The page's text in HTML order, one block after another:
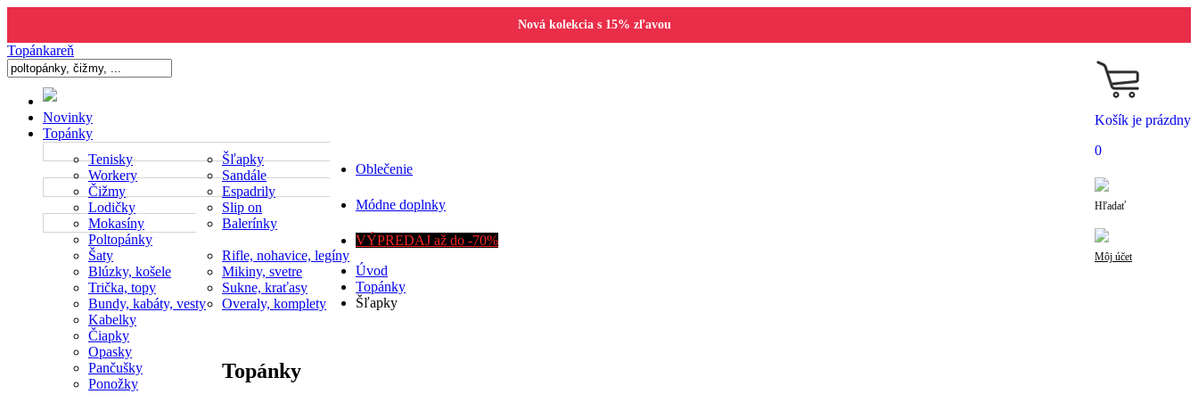
Nová kolekcia s 15% zľavou
Topánkareň
Košík je prázdny
0
Hľadať
Môj účet
Novinky
Topánky
Tenisky
Workery
Čižmy
Lodičky
Mokasíny
Poltopánky
Šľapky
Sandále
Espadrily
Slip on
Balerínky
Oblečenie
Šaty
Blúzky, košele
Trička, topy
Bundy, kabáty, vesty
Rifle, nohavice, legíny
Mikiny, svetre
Sukne, kraťasy
Overaly, komplety
Módne doplnky
Kabelky
Čiapky
Opasky
Pančušky
Ponožky
VÝPREDAJ až do -70%
Úvod
Topánky
Šľapky
Topánky